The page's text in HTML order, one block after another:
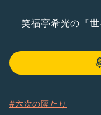
笑福亭希光の『
#六次の隔たり